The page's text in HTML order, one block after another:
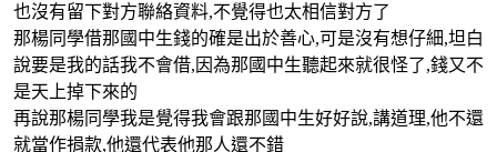
也沒有留下對方聯絡資料,不覺得也太相信對方了
那楊同學借那國中生錢的確是出於善心,可是沒有想仔細,坦白
說要是我的話我不會借,因為那國中生聽起來就很怪了,錢又不
是天上掉下來的
再說那楊同學我是覺得我會跟那國中生好好說,講道理,他不還
就當作捐款,他還代表他那人還不錯